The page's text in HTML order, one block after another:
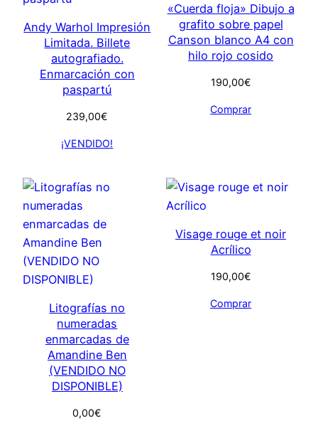
Andy Warhol Impresión
Limitada. Billete
autografiado.
Enmarcación con
paspartú
239,00€
¡VENDIDO!
«Cuerda floja» Dibujo a
grafito sobre papel
Canson blanco A4 con
hilo rojo cosido
190,00€
Comprar
Litografías no
numeradas
enmarcadas de
Amandine Ben
(VENDIDO NO
DISPONIBLE)
0,00€
Visage rouge et noir
Acrílico
190,00€
Comprar